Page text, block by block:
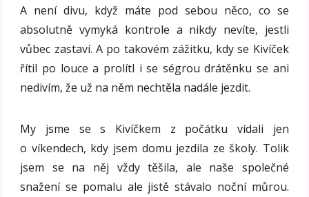
A není divu, když máte pod sebou něco, co se
absolutně vymyká kontrole a nikdy nevíte, jestli
vůbec zastaví. A po takovém zážitku, kdy se Kivíček
řítil po louce a prolítl i se ségrou drátěnku se ani
nedivím, že už na něm nechtěla nadále jezdit.
My jsme se s Kivíčkem z počátku vídali jen
o víkendech, kdy jsem domu jezdila ze školy. Tolik
jsem se na něj vždy těšila, ale naše společné
snažení se pomalu ale jistě stávalo noční můrou.